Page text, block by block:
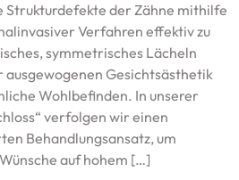
Strukturdefekte der Zähne mithilfe
Verfahren effektiv zu
symmetrisches Lächeln
Gesichtsästhetik
Wohlbefinden. In unserer
verfolgen wir einen
Behandlungsansatz, um
auf hohem […]